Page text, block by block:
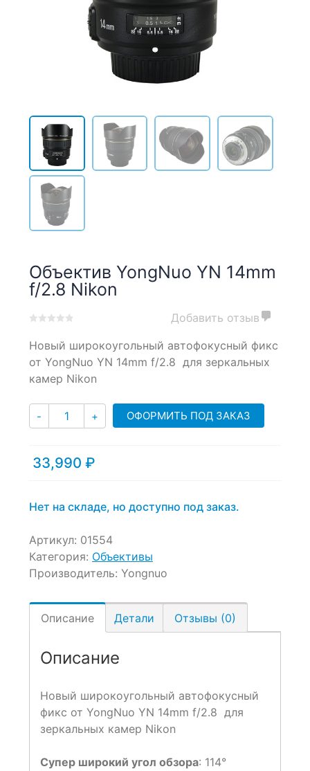
Объектив YongNuo YN 14mm
f/2.8 Nikon
out
on
Добавить отзыв
Новый широкоугольный автофокусный фикс
от YongNuo YN 14mm f/2.8 для зеркальных
камер Nikon
- Количество
+ ОФОРМИТЬ ПОД ЗАКАЗ
33,990 ₽
Нет на складе, но доступно под заказ.
Артикул: 01554
Категория: Объективы
Производитель: Yongnuo
Описание Детали Отзывы (0)
Описание
Новый широкоугольный автофокусный
фикс от YongNuo YN 14mm f/2.8 для
зеркальных камер Nikon
Супер широкий угол обзора: 114°